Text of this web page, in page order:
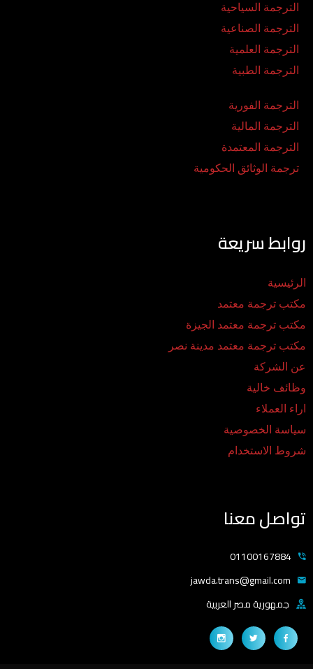
الترجمة السياحية
الترجمة الصناعية
الترجمة العلمية
الترجمة الطبية
الترجمة الفورية
الترجمة المالية
الترجمة المعتمدة
ترجمة الوثائق الحكومية
روابط سريعة
الرئيسية
مكتب ترجمة معتمد
مكتب ترجمة معتمد الجيزة
مكتب ترجمة معتمد مدينة نصر
عن الشركة
وظائف خالية
اراء العملاء
سياسة الخصوصية
شروط الاستخدام
تواصل معنا
01100167884
jawda.trans@gmail.com
جمهورية مصر العربية